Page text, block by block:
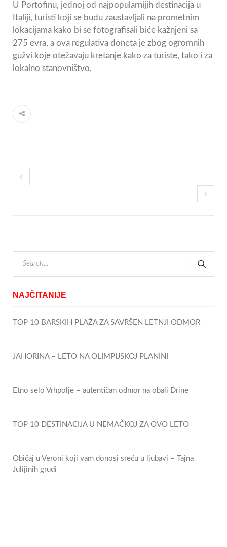
U Portofinu, jednoj od najpopularnijih destinacija u
Italiji, turisti koji se budu zaustavljali na prometnim
lokacijama kako bi se fotografisali biće kažnjeni sa
275 evra, a ova regulativa doneta je zbog ogromnih
gužvi koje otežavaju kretanje kako za turiste, tako i za
lokalno stanovništvo.
NAJČITANIJE
TOP 10 BARSKIH PLAŽA ZA SAVRŠEN LETNJI ODMOR
JAHORINA – LETO NA OLIMPIJSKOJ PLANINI
Etno selo Vrhpolje – autentičan odmor na obali Drine
TOP 10 DESTINACIJA U NEMAČKOJ ZA OVO LETO
Običaj u Veroni koji vam donosi sreću u ljubavi – Tajna
Julijinih grudi